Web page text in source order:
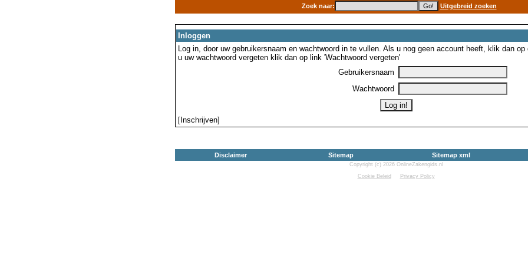
Zoek naar: Uitgebreid zoeken
Inloggen
Log in, door uw gebruikersnaam en wachtwoord in te vullen. Als u nog geen account heeft, klik dan
u uw wachtwoord vergeten klik dan op link 'Wachtwoord vergeten'
Gebruikersnaam
Wachtwoord
[Inschrijven]
Disclaimer Sitemap Sitemap xml
Copyright (c) 2026 OnlineZakengids.nl
Cookie Beleid
Privacy Policy